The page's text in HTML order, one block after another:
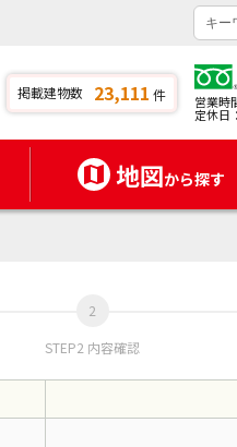
掲載建物数 23,111 件 営業時
定休日
地図から探す
STEP2 内容確認